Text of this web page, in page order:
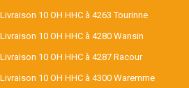
Livraison 10 OH HHC à 4263 Tourinne
Livraison 10 OH HHC à 4280 Wansin
Livraison 10 OH HHC à 4287 Racour
Livraison 10 OH HHC à 4300 Waremme